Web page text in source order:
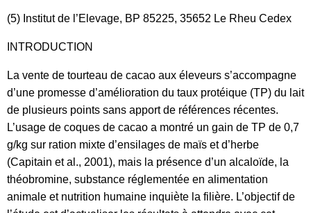
(5) Institut de l’Elevage, BP 85225, 35652 Le Rheu Cedex
INTRODUCTION
La vente de tourteau de cacao aux éleveurs s’accompagne
d’une promesse d’amélioration du taux protéique (TP) du lait
de plusieurs points sans apport de références récentes.
L’usage de coques de cacao a montré un gain de TP de 0,7
g/kg sur ration mixte d’ensilages de maïs et d’herbe
(Capitain et al., 2001), mais la présence d’un alcaloïde, la
théobromine, substance réglementée en alimentation
animale et nutrition humaine inquiète la filière. L’objectif de